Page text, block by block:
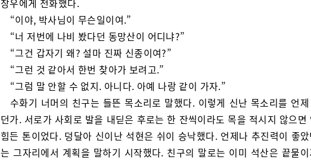
창우에게 전화했다.
“이야, 박사님이 무슨일이여.”
“너 저번에 나비 봤다던 동망산이 어디냐?”
“그건 갑자기 왜? 설마 진짜 신종이여?”
“그런 것 같아서 한번 찾아가 보려고.”
“그럼 말 안할 수 없지. 아니다. 아예 나랑 같이 가자.”
수화기 너머의 친구는 들뜬 목소리로 말했다. 이렇게 신난 목소리를 언
던가. 서로가 사회로 발을 내딛은 후로는 한 잔씩이라도 목을 적시지 않으면
힘든 톤이었다. 덩달아 신이난 석현은 쉬이 승낙했다. 언제나 추진력이 좋
는 그자리에서 계획을 말하기 시작했다. 친구의 말로는 이미 석산은 끝물